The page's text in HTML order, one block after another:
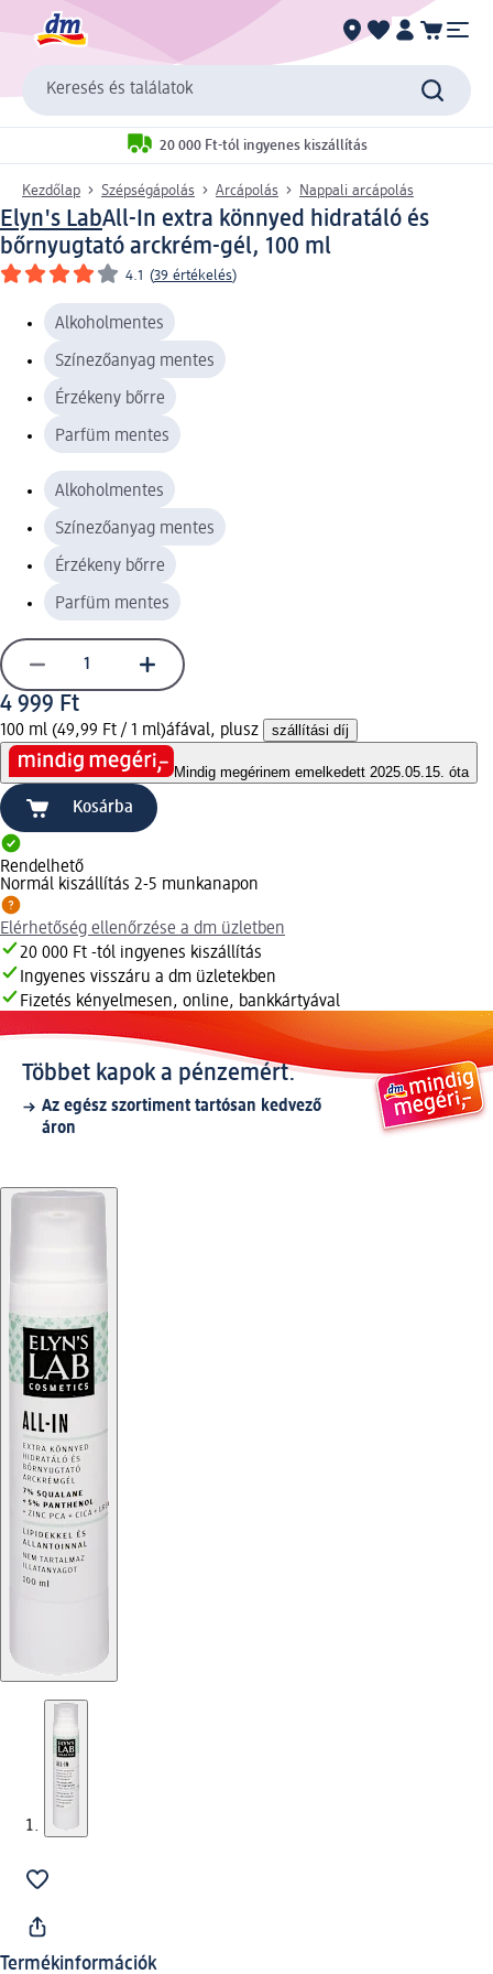
Keresés és találatok
20 000 Ft-tól ingyenes kiszállítás
Kezdőlap Szépségápolás Arcápolás Nappali arcápolás
Elyn's LabAll-In extra könnyed hidratáló és
bőrnyugtató arckrém-gél, 100 ml
4.1 (39 értékelés)
Alkoholmentes
Színezőanyag mentes
Érzékeny bőrre
Parfüm mentes
Alkoholmentes
Színezőanyag mentes
Érzékeny bőrre
Parfüm mentes
4 999 Ft
100 ml (49,99 Ft / 1 ml)áfával, plusz szállítási díj
Mindig megérinem emelkedett 2025.05.15. óta
Kosárba
Rendelhető
Normál kiszállítás 2-5 munkanapon
Elérhetőség ellenőrzése a dm üzletben
20 000 Ft -tól ingyenes kiszállítás
Ingyenes visszáru a dm üzletekben
Fizetés kényelmesen, online, bankkártyával
Többet kapok a pénzemért.
Az egész szortiment tartósan kedvező
áron
Termékinformációk